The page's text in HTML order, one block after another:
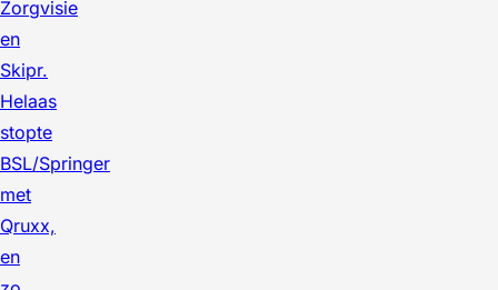
Zorgvisie
en
Skipr.
Helaas
stopte
BSL/Springer
met
Qruxx,
en